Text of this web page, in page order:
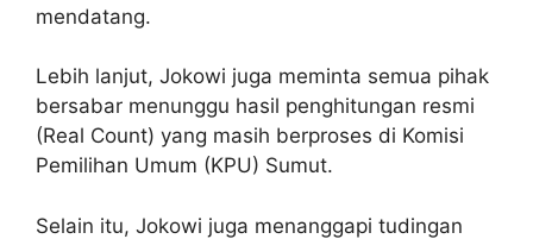
mendatang.
Lebih lanjut, Jokowi juga meminta semua pihak
bersabar menunggu hasil penghitungan resmi
(Real Count) yang masih berproses di Komisi
Pemilihan Umum (KPU) Sumut.
Selain itu, Jokowi juga menanggapi tudingan